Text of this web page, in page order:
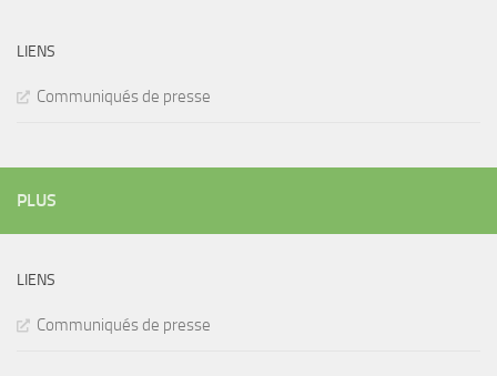
LIENS
Communiqués de presse
PLUS
LIENS
Communiqués de presse